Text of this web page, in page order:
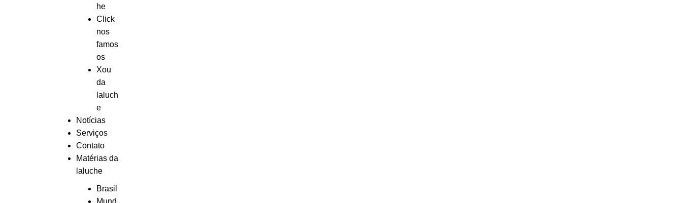
he
Click
nos
famos
os
Xou
da
laluch
e
Notícias
Serviços
Contato
Matérias da
laluche
Brasil
Mund